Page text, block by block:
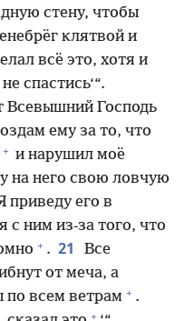
стену, чтобы
клятвой и
всё это, хотя и
спастись‘“.
Всевышний Господь
ему за то, что
+ и нарушил моё
на него свою ловчую
приведу его в
с ним из-за того, что
+ . 21
Все
от меча, а
по всем ветрам + .
+